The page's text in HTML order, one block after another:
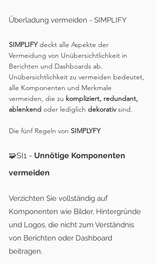
Überladung vermeiden - SIMPLIFY
SIMPLIFY deckt alle Aspekte der
Vermeidung von Unübersichtlichkeit in
Berichten und Dashboards ab.
Unübersichtlichkeit zu vermeiden bedeutet,
alle Komponenten und Merkmale
vermeiden, die zu kompliziert, redundant,
ablenkend oder lediglich dekorativ sind.
Die fünf Regeln von SIMPLYFY
🧩SI1 - Unnötige Komponenten
vermeiden
Verzichten Sie vollständig auf
Komponenten wie Bilder, Hintergründe
und Logos, die nicht zum Verständnis
von Berichten oder Dashboard
beitragen.